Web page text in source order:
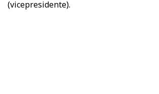
(vicepresidente).